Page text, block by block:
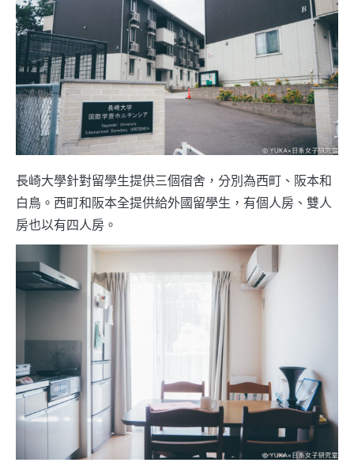
長崎大學針對留學生提供三個宿舍，分別為西町、阪本和
白鳥。西町和阪本全提供給外國留學生，有個人房、雙人
房也以有四人房。